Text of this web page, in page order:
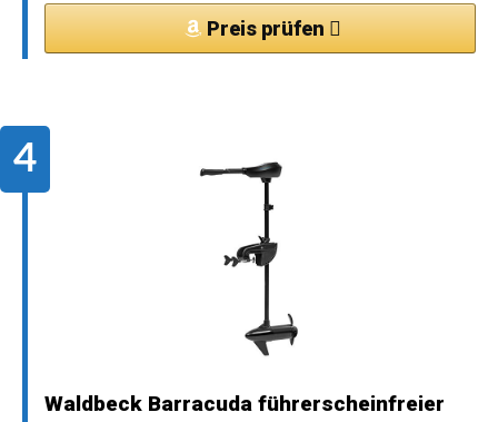
Preis prüfen
Waldbeck Barracuda führerscheinfreier